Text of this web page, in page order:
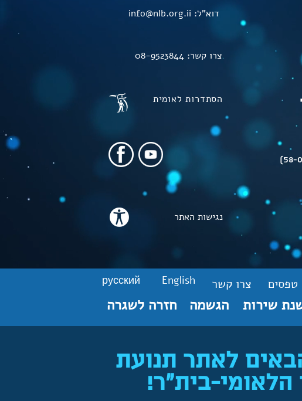
הסתדרות לאומית
צרו קשר: 08-9523844
דוא"ל: info@nlb.org.ii
נגישות האתר
русский English צרו קשר טפסים
חזרה לשגרה הגשמה שירות
לאתר תנועת
הלאומי-בית"ר!